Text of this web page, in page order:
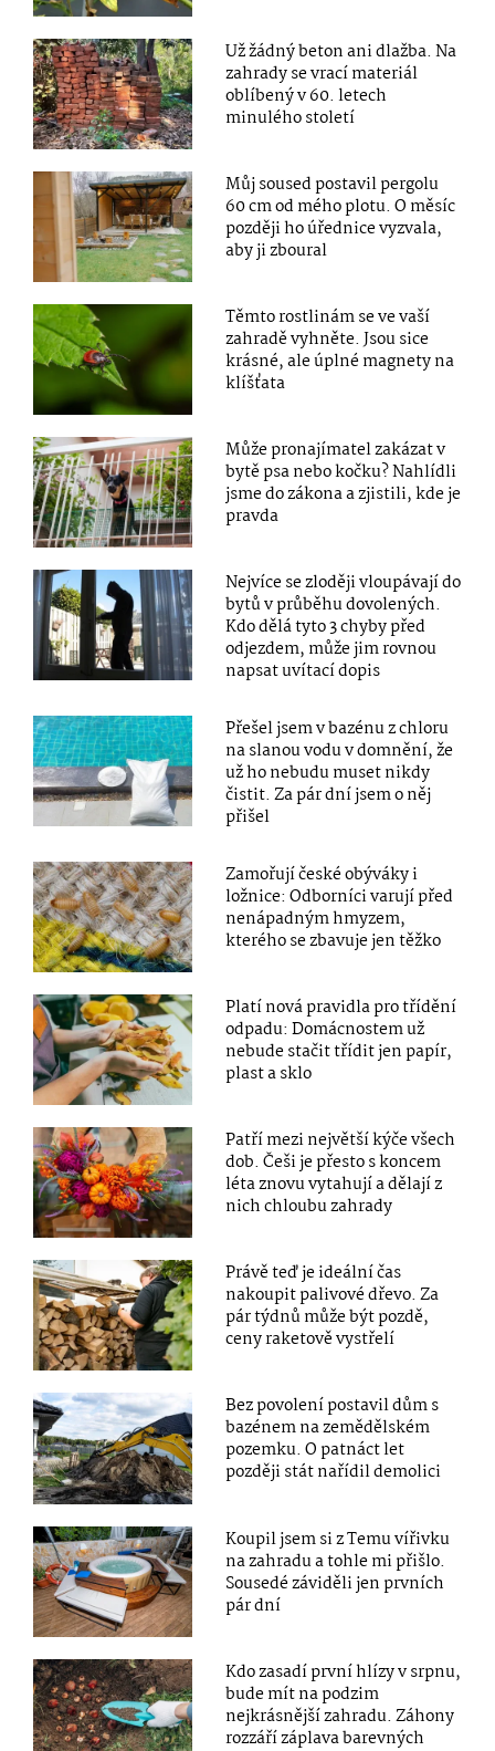
Už žádný beton ani dlažba. Na
zahrady se vrací materiál
oblíbený v 60. letech
minulého století
Můj soused postavil pergolu
60 cm od mého plotu. O měsíc
později ho úřednice vyzvala,
aby ji zboural
Těmto rostlinám se ve vaší
zahradě vyhněte. Jsou sice
krásné, ale úplné magnety na
klíšťata
Může pronajímatel zakázat v
bytě psa nebo kočku? Nahlídli
jsme do zákona a zjistili, kde je
pravda
Nejvíce se zloději vloupávají do
bytů v průběhu dovolených.
Kdo dělá tyto 3 chyby před
odjezdem, může jim rovnou
napsat uvítací dopis
Přešel jsem v bazénu z chloru
na slanou vodu v domnění, že
už ho nebudu muset nikdy
čistit. Za pár dní jsem o něj
přišel
Zamořují české obýváky i
ložnice: Odborníci varují před
nenápadným hmyzem,
kterého se zbavuje jen těžko
Platí nová pravidla pro třídění
odpadu: Domácnostem už
nebude stačit třídit jen papír,
plast a sklo
Patří mezi největší kýče všech
dob. Češi je přesto s koncem
léta znovu vytahují a dělají z
nich chloubu zahrady
Právě teď je ideální čas
nakoupit palivové dřevo. Za
pár týdnů může být pozdě,
ceny raketově vystřelí
Bez povolení postavil dům s
bazénem na zemědělském
pozemku. O patnáct let
později stát nařídil demolici
Koupil jsem si z Temu vířivku
na zahradu a tohle mi přišlo.
Sousedé záviděli jen prvních
pár dní
Kdo zasadí první hlízy v srpnu,
bude mít na podzim
nejkrásnější zahradu. Záhony
rozzáří záplava barevných